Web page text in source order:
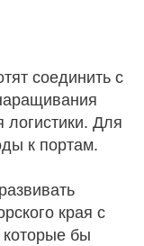
соединить с
Для
к портам.
края с
которые бы